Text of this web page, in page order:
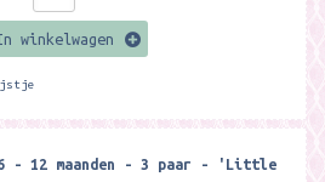
winkelwagen
6 - 12 maanden - 3 paar - 'Little